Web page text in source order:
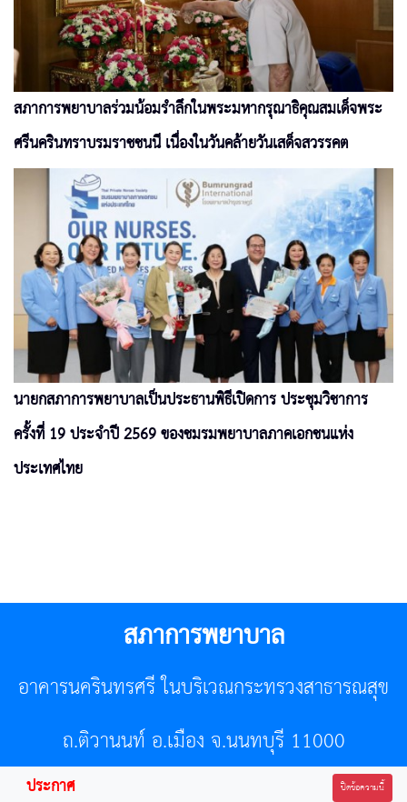
สภาการพยาบาลร่วมน้อมรำลึกในพระมหากรุณาธิคุณสมเด็จพระ
ศรีนครินทราบรมราชชนนี เนื่องในวันคล้ายวันเสด็จสวรรคต
นายกสภาการพยาบาลเป็นประธานพิธีเปิดการ ประชุมวิชาการ
ครั้งที่ 19 ประจำปี 2569 ของชมรมพยาบาลภาคเอกชนแห่ง
ประเทศไทย
สภาการพยาบาล
อาคารนครินทรศรี ในบริเวณกระทรวงสาธารณสุข
ถ.ติวานนท์ อ.เมือง จ.นนทบุรี 11000
โทรศัพท์ 02-596-7500 โทรสาร 0-2589-7121 E-mail :
ประกาศ ปิดข้อความนี้